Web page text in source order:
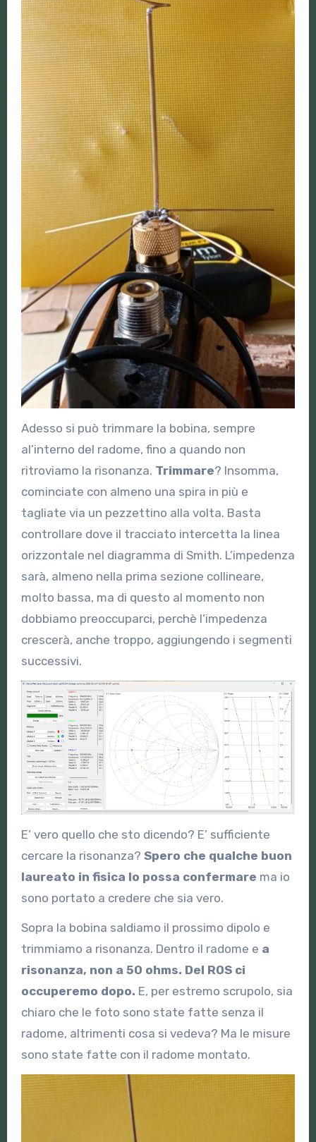
Adesso si può trimmare la bobina, sempre
al’interno del radome, fino a quando non
ritroviamo la risonanza. Trimmare? Insomma,
cominciate con almeno una spira in più e
tagliate via un pezzettino alla volta. Basta
controllare dove il tracciato intercetta la linea
orizzontale nel diagramma di Smith. L’impedenza
sarà, almeno nella prima sezione collineare,
molto bassa, ma di questo al momento non
dobbiamo preoccuparci, perchè l’impedenza
crescerà, anche troppo, aggiungendo i segmenti
successivi.
E’ vero quello che sto dicendo? E’ sufficiente
cercare la risonanza? Spero che qualche buon
laureato in fisica lo possa confermare ma io
sono portato a credere che sia vero.
Sopra la bobina saldiamo il prossimo dipolo e
trimmiamo a risonanza. Dentro il radome e a
risonanza, non a 50 ohms. Del ROS ci
occuperemo dopo. E, per estremo scrupolo, sia
chiaro che le foto sono state fatte senza il
radome, altrimenti cosa si vedeva? Ma le misure
sono state fatte con il radome montato.